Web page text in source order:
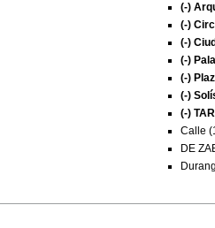
(-)
(-)
(-)
(-)
(-)
(-)
(-)
Calle
DE